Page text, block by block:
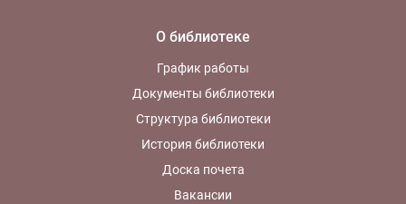
О библиотеке
График работы
Документы библиотеки
Структура библиотеки
История библиотеки
Доска почета
Вакансии